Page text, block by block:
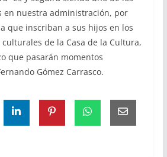
en nuestra administración, por
que inscriban a sus hijos en los
de la Casa de la Cultura,
que pasarán momentos
Gómez Carrasco.